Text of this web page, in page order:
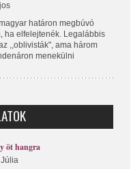
határon megbúvó
ha elfelejtenék. Legalábbis
,,oblivisták", ama három
menekülni
öt hangra